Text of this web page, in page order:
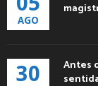
AGO
30
Antes